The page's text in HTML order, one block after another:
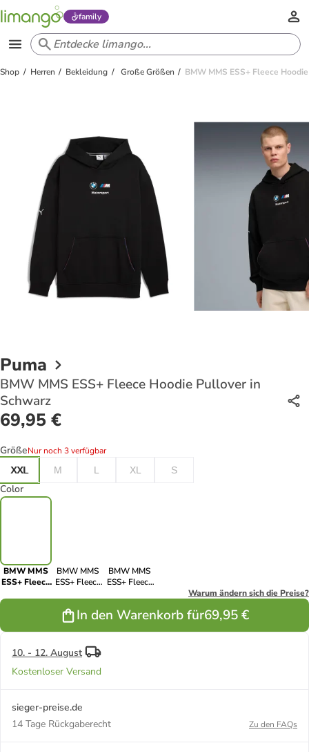
family
Shop Herren Bekleidung Große Größen BMW MMS ESS+ Fleece
Puma
BMW MMS ESS+ Fleece Hoodie Pullover in
Schwarz
69,95 €
GrößeNur noch 3 verfügbar
XXL
M L XL S
Color
BMW MMS
ESS+ Fleece
BMW MMS
ESS+ Fleece
Dunkelrot
BMW MMS
ESS+ Fleece
Grau
Warum ändern sich die Preise?
In den Warenkorb für69,95 €
10. - 12. August
Kostenloser Versand
sieger-preise.de
14 Tage Rückgaberecht
Zu den FAQs